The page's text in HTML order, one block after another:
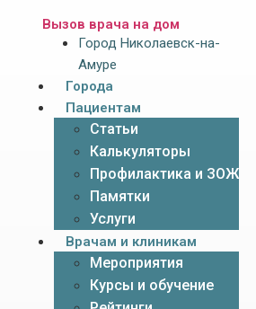
Вызов врача на дом
Город Николаевск-на-
Амуре
Города
Пациентам
Статьи
Калькуляторы
Профилактика и ЗОЖ
Памятки
Услуги
Врачам и клиникам
Мероприятия
Курсы и обучение